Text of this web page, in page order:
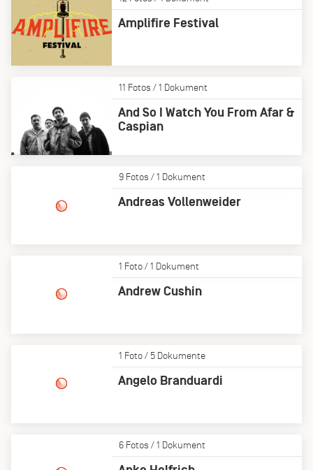
Amplifire Festival
11 Fotos / 1 Dokument
And So I Watch You From Afar &
Caspian
9 Fotos / 1 Dokument
Andreas Vollenweider
1 Foto / 1 Dokument
Andrew Cushin
1 Foto / 5 Dokumente
Angelo Branduardi
6 Fotos / 1 Dokument